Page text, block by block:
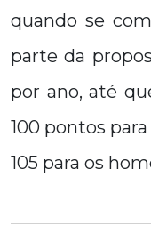
quando se
parte da
por ano, até
100 pontos
105 para os